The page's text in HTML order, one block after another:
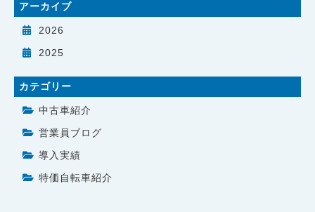
アーカイブ
2026
2025
カテゴリー
中古車紹介
営業員ブログ
導入実績
特価自転車紹介